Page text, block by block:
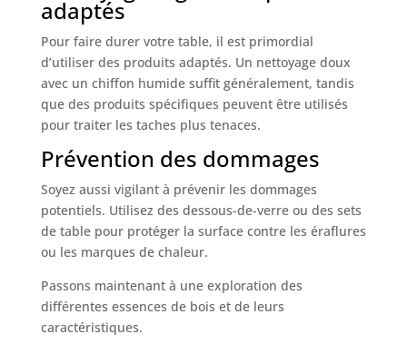
adaptés
Pour faire durer votre table, il est primordial
d’utiliser des produits adaptés. Un nettoyage doux
avec un chiffon humide suffit généralement, tandis
que des produits spécifiques peuvent être utilisés
pour traiter les taches plus tenaces.
Prévention des dommages
Soyez aussi vigilant à prévenir les dommages
potentiels. Utilisez des dessous-de-verre ou des sets
de table pour protéger la surface contre les éraflures
ou les marques de chaleur.
Passons maintenant à une exploration des
différentes essences de bois et de leurs
caractéristiques.